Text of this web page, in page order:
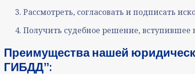
Рассмотреть, согласовать и подписать
Получить судебное решение, вступившее
Преимущества нашей
ГИБДДˮ: